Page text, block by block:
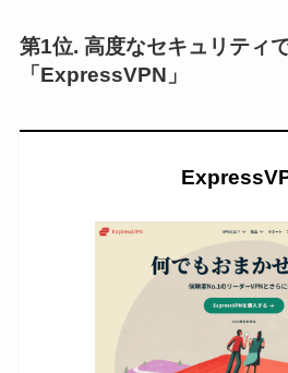
第1位. 高度なセキュリティ
「ExpressVPN」